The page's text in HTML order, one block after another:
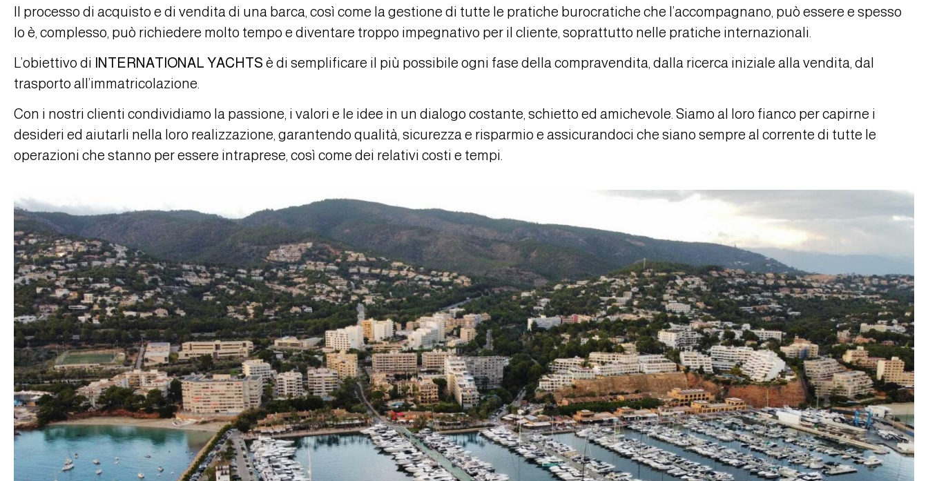
Il processo di acquisto e di vendita di una barca, così come la gestione di tutte le pratiche burocratiche che l’accompagnano, può essere e spesso
lo è, complesso, può richiedere molto tempo e diventare troppo impegnativo per il cliente, soprattutto nelle pratiche internazionali.
L’obiettivo di INTERNATIONAL YACHTS è di semplificare il più possibile ogni fase della compravendita, dalla ricerca iniziale alla vendita, dal
trasporto all’immatricolazione.
Con i nostri clienti condividiamo la passione, i valori e le idee in un dialogo costante, schietto ed amichevole. Siamo al loro fianco per capirne i
desideri ed aiutarli nella loro realizzazione, garantendo qualità, sicurezza e risparmio e assicurandoci che siano sempre al corrente di tutte le
operazioni che stanno per essere intraprese, così come dei relativi costi e tempi.